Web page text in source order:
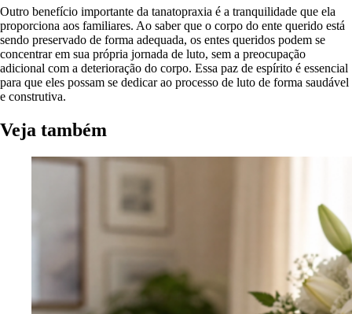
Outro benefício importante da tanatopraxia é a tranquilidade que ela
proporciona aos familiares. Ao saber que o corpo do ente querido está
sendo preservado de forma adequada, os entes queridos podem se
concentrar em sua própria jornada de luto, sem a preocupação
adicional com a deterioração do corpo. Essa paz de espírito é essencial
para que eles possam se dedicar ao processo de luto de forma saudável
e construtiva.
Veja também